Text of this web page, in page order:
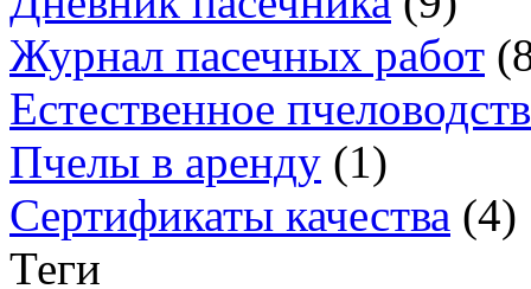
Журнал пасечных работ
Естественное
Пчелы в аренду (1)
Сертификаты качества (4)
Теги